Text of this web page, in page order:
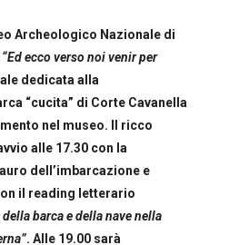
Archeologico Nazionale di
“Ed ecco verso noi venir per
dedicata alla
“cucita” di Corte Cavanella
nel museo. Il ricco
alle 17.30 con la
dell’imbarcazione e
il reading letterario
barca e della nave nella
. Alle 19.00 sarà